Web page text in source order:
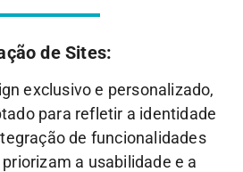
de Sites:
exclusivo e personalizado,
para refletir a identidade
de funcionalidades
a usabilidade e a